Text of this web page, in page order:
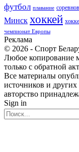
футбол плавание
Минск хоккей
чемпионат Европы
Реклама
© 2026 - Спорт
Любое копирование
только с обратной
Все материалы
источников и других
авторство
Sign in